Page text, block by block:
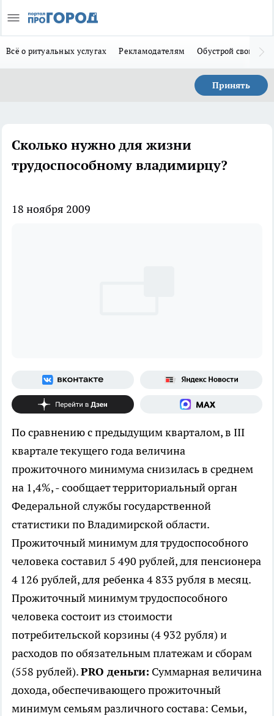
Всё о ритуальных услугах Рекламодателям Обустрой свой дом
Принять
Сколько нужно для жизни
трудоспособному владимирцу?
18 ноября 2009
По сравнению с предыдущим кварталом, в III
квартале текущего года величина
прожиточного минимума снизилась в среднем
на 1,4%, - сообщает территориальный орган
Федеральной службы государственной
статистики по Владимирской области.
Прожиточный минимум для трудоспособного
человека составил 5 490 рублей, для пенсионера
4 126 рублей, для ребенка 4 833 рубля в месяц.
Прожиточный минимум трудоспособного
человека состоит из стоимости
потребительской корзины (4 932 рубля) и
расходов по обязательным платежам и сборам
(558 рублей).PRO деньги: Суммарная величина
дохода, обеспечивающего прожиточный
минимум семьям различного состава: Семьи,